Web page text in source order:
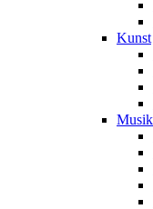
Kunst
Musik